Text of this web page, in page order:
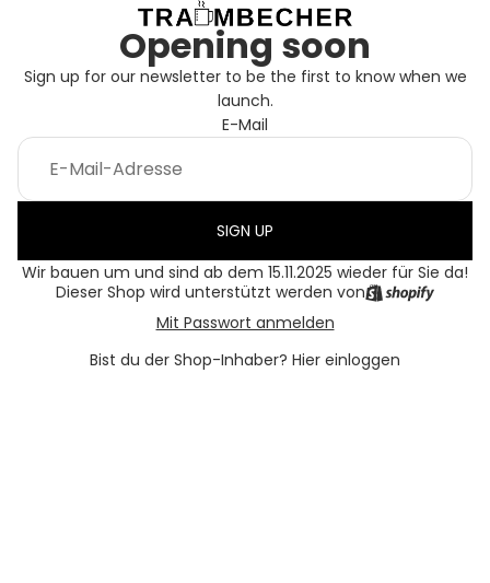
Opening soon
Sign up for our newsletter to be the first to know when we
launch.
E-Mail
SIGN UP
Wir bauen um und sind ab dem 15.11.2025 wieder für Sie da!
Dieser Shop wird unterstützt werden von
Mit Passwort anmelden
Bist du der Shop-Inhaber? Hier einloggen